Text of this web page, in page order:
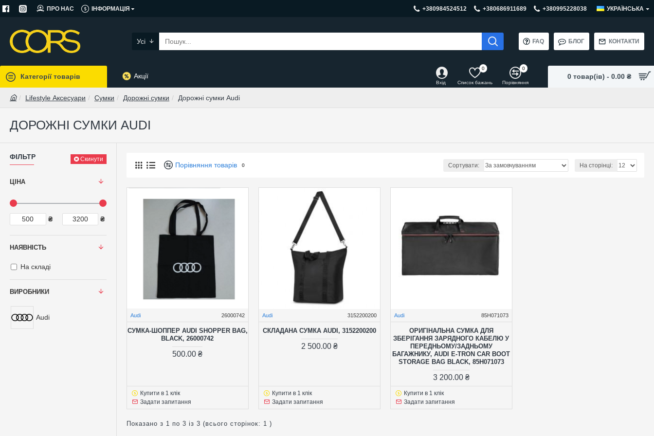
ПРО НАС ІНФОРМАЦІЯ +380984524512 +380686911689 +380995228038 УКРАЇНСЬКА
Усі FAQ БЛОГ КОНТАКТИ
Категорії товарів Акції
Вхід Список бажань
0
Порівняння
0
0 товар(ів) - 0.00 ₴
Lifestyle Аксесуари Сумки Дорожні сумки Дорожні сумки Audi
ДОРОЖНІ СУМКИ AUDI
ФІЛЬТР Скинути
ЦІНА
₴ ₴
ВИРОБНИКИ
Audi
НАЯВНІСТЬ
На складі
Порівняння товарів 0 Сортувати: На сторінці:
Audi 26000742
СУМКА-ШОППЕР AUDI SHOPPER BAG,
BLACK, 26000742
500.00 ₴
Купити в 1 клік
Задати запитання
Audi 3152200200
СКЛАДАНА СУМКА AUDI, 3152200200
2 500.00 ₴
Купити в 1 клік
Задати запитання
Audi 85H071073
ОРИГІНАЛЬНА СУМКА ДЛЯ
ЗБЕРІГАННЯ ЗАРЯДНОГО КАБЕЛЮ У
ПЕРЕДНЬОМУ/ЗАДНЬОМУ
БАГАЖНИКУ, AUDI E-TRON CAR BOOT
STORAGE BAG BLACK, 85H071073
3 200.00 ₴
Купити в 1 клік
Задати запитання
Показано з 1 по 3 із 3 (всього сторінок: 1 )